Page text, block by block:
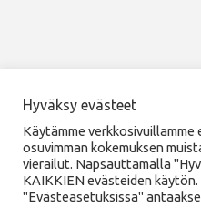
Copyright © 2026
Hyväksy evästeet
Käytämme
osuvimman kokemuksen
vierailut. Napsauttamalla
KAIKKIEN evästeiden
"Evästeasetuksissa"